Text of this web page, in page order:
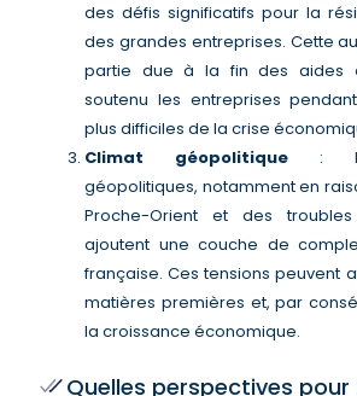
des défis significatifs pour la
des grandes entreprises. Cette
partie due à la fin des aides
soutenu les entreprises
plus difficiles de la crise
Climat géopolitique :
géopolitiques, notamment en
Proche-Orient et des
ajoutent une couche de
française. Ces tensions peuvent
matières premières et, par
la croissance économique​​.
Quelles perspectives pour